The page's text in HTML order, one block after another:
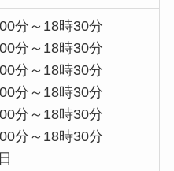
分～18時30分
分～18時30分
分～18時30分
分～18時30分
分～18時30分
分～18時30分